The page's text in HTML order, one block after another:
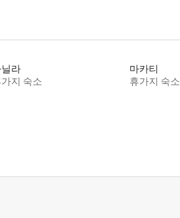
라
지 숙소
마카티
휴가지 숙소